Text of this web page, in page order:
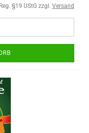
§19 UStG zzgl. Versand